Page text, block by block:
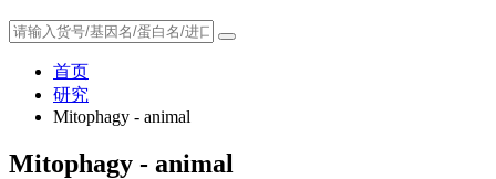
首页
研究
Mitophagy - animal
Mitophagy - animal